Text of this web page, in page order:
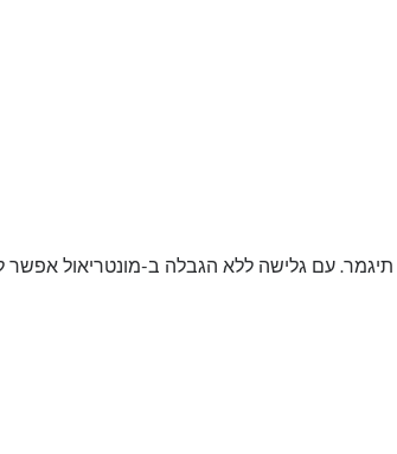
עם גלישה ללא הגבלה ב-מונטריאול אפשר